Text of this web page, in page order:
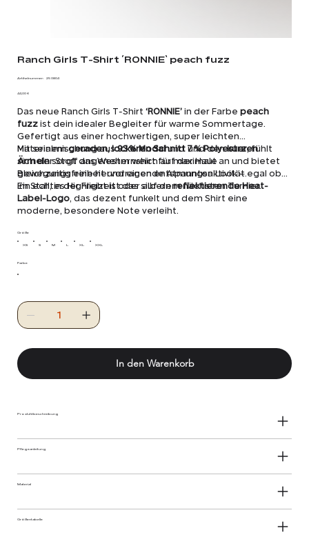
Ranch Girls T-Shirt ´RONNIE` peach fuzz
Artikelnummer:
Artikelnummer:
25 0804
Preis
44,00 €
Das neue Ranch Girls T-Shirt ‘RONNIE’ in der Farbe peach
fuzz ist dein idealer Begleiter für warme Sommertage.
Gefertigt aus einer hochwertigen, super leichten
Materialmischung aus93 % Modalund 7 % Polyester, fühlt
sich der Stoff angenehm weich auf der Haut an und bietet
gleichzeitig eine hervorragende Atmungsaktivität.
Mit seinemgeraden, lockeren Schnitt und denkurzen
Ärmelnsorgt das Westernshirt für maximale
Bewegungsfreiheit und einen entspannten Look – egal ob
im Stall, in der Freizeit oder auf dem nächsten Turnier.
Ein echtes Highlight ist das silbernreflektierende Heat-
Label-Logo, das dezent funkelt und dem Shirt eine
moderne, besondere Note verleiht.
XS S M L XL XXL
Größe
Farbe
In den Warenkorb
Produktbeschreibung
Pflegeanleitung
Material
Größentabelle